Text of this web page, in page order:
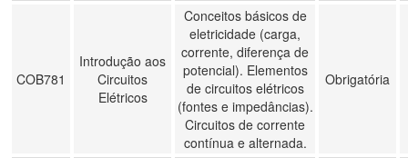
COB781
Introdução aos
Circuitos
Elétricos
Conceitos básicos de
eletricidade (carga,
corrente, diferença de
potencial). Elementos
de circuitos elétricos
(fontes e impedâncias).
Circuitos de corrente
contínua e alternada.
Obrigatória